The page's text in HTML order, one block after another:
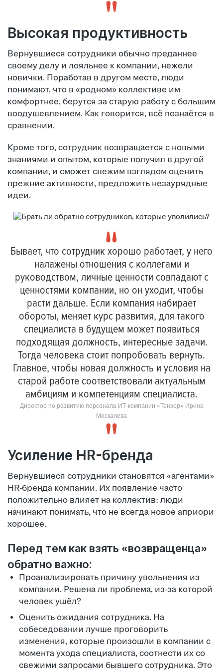
Высокая продуктивность
Вернувшиеся сотрудники обычно преданнее
своему делу и лояльнее к компании, нежели
новички. Поработав в другом месте, люди
понимают, что в «родном» коллективе им
комфортнее, берутся за старую работу с большим
воодушевлением. Как говорится, всё познаётся в
сравнении.
Кроме того, сотрудник возвращается с новыми
знаниями и опытом, которые получил в другой
компании, и сможет свежим взглядом оценить
прежние активности, предложить незаурядные
идеи.
Бывает, что сотрудник хорошо работает, у него
налажены отношения с коллегами и
руководством, личные ценности совпадают с
ценностями компании, но он уходит, чтобы
расти дальше. Если компания набирает
обороты, меняет курс развития, для такого
специалиста в будущем может появиться
подходящая должность, интересные задачи.
Тогда человека стоит попробовать вернуть.
Главное, чтобы новая должность и условия на
старой работе соответствовали актуальным
амбициям и компетенциям специалиста.
Директор по развитию персонала ИТ-компании «Тензор» Ирина
Москалева
Усиление HR-бренда
Вернувшиеся сотрудники становятся «агентами»
HR-бренда компании. Их появление часто
положительно влияет на коллектив: люди
начинают понимать, что не всегда новое априори
хорошее.
Перед тем как взять «возвращенца»
обратно важно:
Проанализировать причину увольнения из
компании. Решена ли проблема, из-за которой
человек ушёл?
Оценить ожидания сотрудника. На
собеседовании лучше проговорить
изменения, которые произошли в компании с
момента ухода специалиста, соотнести их со
свежими запросами бывшего сотрудника. Это